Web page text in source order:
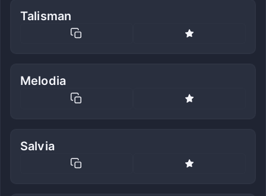
Talisman
Melodia
Salvia